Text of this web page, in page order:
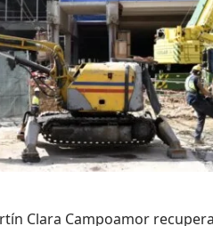
Clara Campoamor